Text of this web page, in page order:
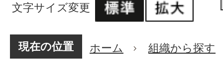
文字サイズ変更
現在の位置 ホーム 組織から探す